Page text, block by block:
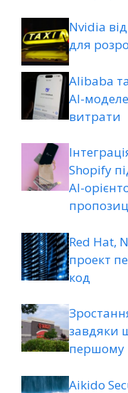
Nvidia
для
Alibaba
AI-
витрати
Shopify
AI-
Red Hat,
проект
код
завдяки
першому
Aikido